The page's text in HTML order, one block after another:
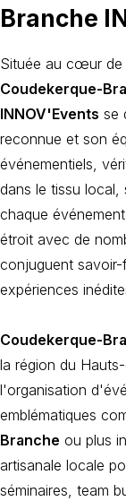
Branche
Située au cœur de
Coudekerque-
INNOV'Events se
reconnue et son
événementiels,
dans le tissu
chaque
étroit avec de
conjuguent
expériences
Coudekerque-
la région du
l'organisation
emblématiques
Branche ou plus
artisanale locale
séminaires, team